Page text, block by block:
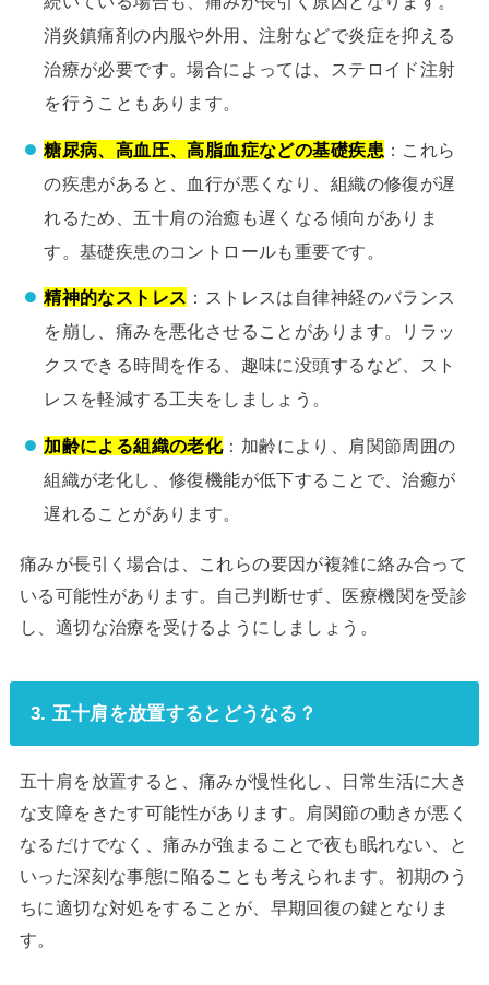
消炎鎮痛剤の内服や外用、注射などで炎症を抑える
治療が必要です。場合によっては、ステロイド注射
を行うこともあります。
糖尿病、高血圧、高脂血症などの基礎疾患 ：これら
の疾患があると、血行が悪くなり、組織の修復が遅
れるため、五十肩の治癒も遅くなる傾向がありま
す。基礎疾患のコントロールも重要です。
精神的なストレス ：ストレスは自律神経のバランス
を崩し、痛みを悪化させることがあります。リラッ
クスできる時間を作る、趣味に没頭するなど、スト
レスを軽減する工夫をしましょう。
加齢による組織の老化：加齢により、肩関節周囲の
組織が老化し、修復機能が低下することで、治癒が
遅れることがあります。
痛みが長引く場合は、これらの要因が複雑に絡み合って
いる可能性があります。自己判断せず、医療機関を受診
し、適切な治療を受けるようにしましょう。
3. 五十肩を放置するとどうなる？
五十肩を放置すると、痛みが慢性化し、日常生活に大き
な支障をきたす可能性があります。肩関節の動きが悪く
なるだけでなく、痛みが強まることで夜も眠れない、と
いった深刻な事態に陥ることも考えられます。初期のう
ちに適切な対処をすることが、早期回復の鍵となりま
す。